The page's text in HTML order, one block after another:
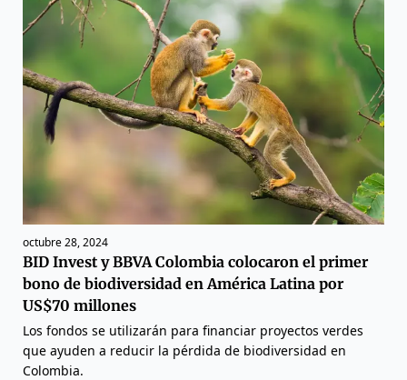
octubre 28, 2024
BID Invest y BBVA Colombia colocaron el primer
bono de biodiversidad en América Latina por
US$70 millones
Los fondos se utilizarán para financiar proyectos verdes
que ayuden a reducir la pérdida de biodiversidad en
Colombia.